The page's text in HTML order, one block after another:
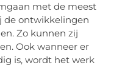
met de meest
de ontwikkelingen
Zo kunnen zij
Ook wanneer er
is, wordt het werk